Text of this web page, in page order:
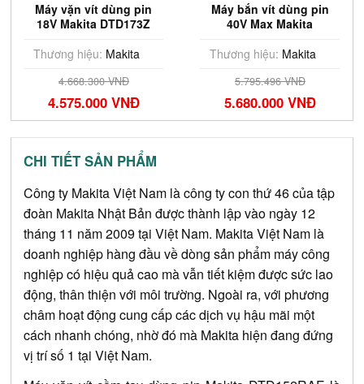
Máy bắn vít dùng pin
40V Max Makita
sạc)
Thương hiệu:Makita
5.795.496 VNĐ
5.680.000 VNĐ
Máy vặn vít cuộn dùng
pin 18V Makita DFR551Z
Thương hiệu:Makita
6.985.440 VNĐ
6.846.000 VNĐ
CHI TIẾT SẢN PHẨM
Công ty Makita Việt Nam là công ty con thứ 46 của tập
đoàn Makita Nhật Bản được thành lập vào ngày 12
tháng 11 năm 2009 tại Việt Nam. Makita Việt Nam là
doanh nghiệp hàng đầu về dòng sản phẩm máy công
nghiệp có hiệu quả cao mà vẫn tiết kiệm được sức lao
động, thân thiện với môi trường. Ngoài ra, với phương
châm hoạt động cung cấp các dịch vụ hậu mãi một
cách nhanh chóng, nhờ đó mà Makita hiện đang đứng
vị trí số 1 tại Việt Nam.